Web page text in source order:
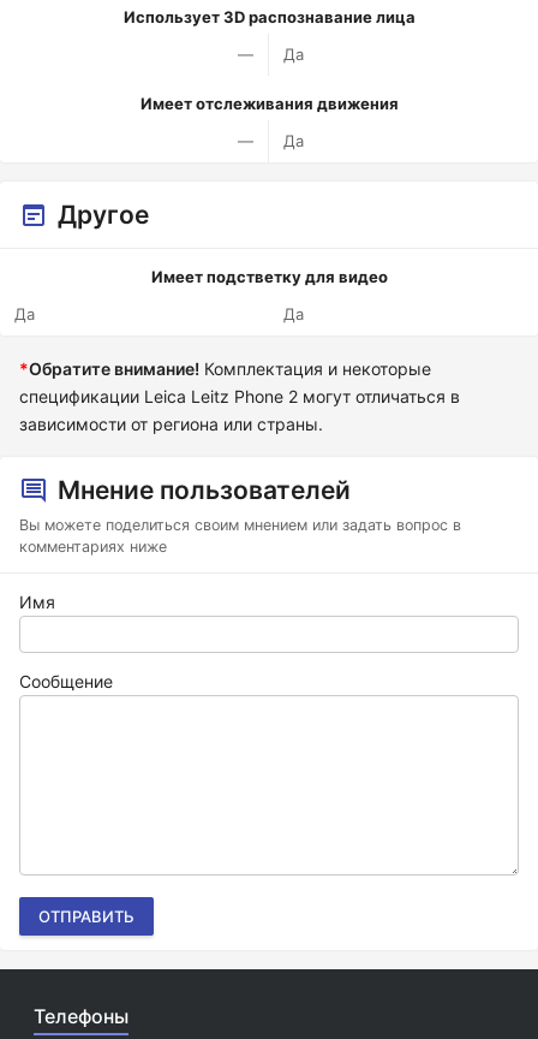
Использует 3D распознавание лица
—
Да
Имеет отслеживания движения
—
Да
Другое
Имеет подстветку для видео
Да
Да
*Обратите внимание! Комплектация и некоторые
спецификации Leica Leitz Phone 2 могут отличаться в
зависимости от региона или страны.
Мнение пользователей
Вы можете поделиться своим мнением или задать вопрос в
комментариях ниже
Имя
Сообщение
ОТПРАВИТЬ
Телефоны